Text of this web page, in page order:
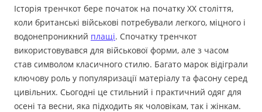
Історія тренчкот бере початок на початку XX століття,
коли британські військові потребували легкого, міцного і
водонепроникний плащі. Спочатку тренчкот
використовувався для військової форми, але з часом
став символом класичного стилю. Багато марок відіграли
ключову роль у популяризації матеріалу та фасону серед
цивільних. Сьогодні це стильний і практичний одяг для
осені та весни, яка підходить як чоловікам, так і жінкам.